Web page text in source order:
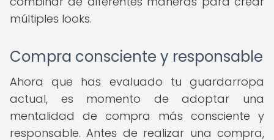
múltiples looks.
Compra consciente y responsable
Ahora que has evaluado tu guardarropa
actual, es momento de adoptar una
mentalidad de compra más consciente y
responsable. Antes de realizar una compra,